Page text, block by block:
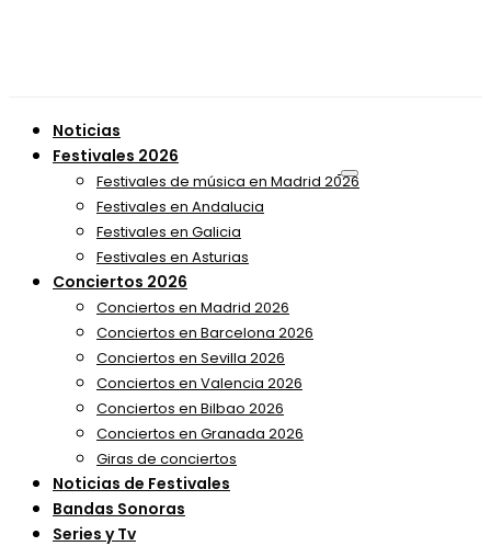
Noticias
Festivales 2026
Festivales de música en Madrid 2026
Festivales en Andalucia
Festivales en Galicia
Festivales en Asturias
Conciertos 2026
Conciertos en Madrid 2026
Conciertos en Barcelona 2026
Conciertos en Sevilla 2026
Conciertos en Valencia 2026
Conciertos en Bilbao 2026
Conciertos en Granada 2026
Giras de conciertos
Noticias de Festivales
Bandas Sonoras
Series y Tv